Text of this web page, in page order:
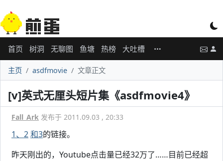
首页 树洞 无聊图 鱼塘 热榜 大吐槽
主页 asdfmovie 文章正文
[v]英式无厘头短片集《asdfmovie4》
Fall_Ark 发布于 2011.09.03 , 20:33
1、2和3的链接。
昨天刚出的，Youtube点击量已经32万了……目前已经超